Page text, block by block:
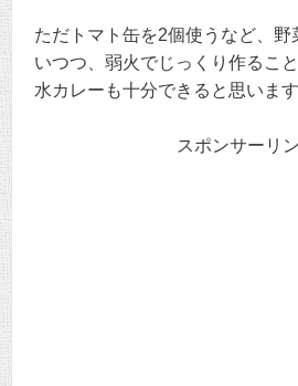
ただトマト缶を2個使うなど、野
いつつ、弱火でじっくり作るこ
水カレーも十分できると思います
スポンサーリ